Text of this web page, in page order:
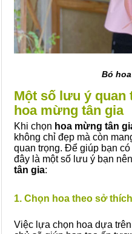
Bó
Một số lưu ý
hoa mừng tân gia
Khi chọn hoa mừng tân
không chỉ đẹp mà còn
quan trọng. Để giúp bạn
đây là một số lưu ý bạn
tân gia:
1. Chọn hoa theo sở
Việc lựa chọn hoa dựa